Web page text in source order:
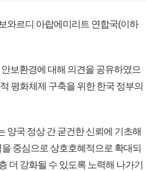
와르디 아랍에미리트 연합국(이하
보환경에 대해 의견을 공유하였으
평화체제 구축을 위한 한국 정부의
양국 정상 간 굳건한 신뢰에 기초해
중심으로 상호호혜적으로 확대되
더 강화될 수 있도록 노력해 나가기